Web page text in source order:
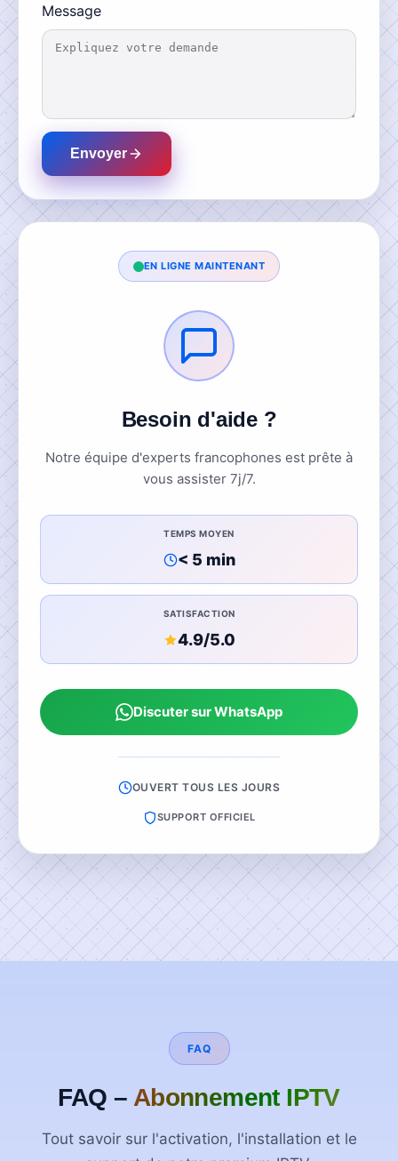
Message
Envoyer
EN LIGNE MAINTENANT
Besoin d'aide ?
Notre équipe d'experts francophones est prête à
vous assister 7j/7.
TEMPS MOYEN
< 5 min
SATISFACTION
4.9/5.0
Discuter sur WhatsApp
OUVERT TOUS LES JOURS
SUPPORT OFFICIEL
FAQ
FAQ – Abonnement IPTV
Tout savoir sur l'activation, l'installation et le